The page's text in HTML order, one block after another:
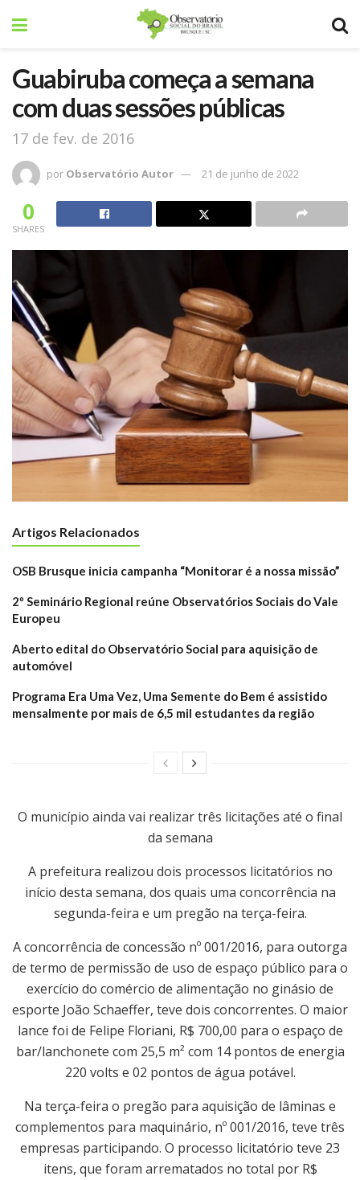
Guabiruba começa a semana
com duas sessões públicas
17 de fev. de 2016
por Observatório Autor 21 de junho de 2022
0
SHARES
Artigos Relacionados
OSB Brusque inicia campanha “Monitorar é a nossa missão”
2º Seminário Regional reúne Observatórios Sociais do Vale
Europeu
Aberto edital do Observatório Social para aquisição de
automóvel
Programa Era Uma Vez, Uma Semente do Bem é assistido
mensalmente por mais de 6,5 mil estudantes da região
O município ainda vai realizar três licitações até o final
da semana
A prefeitura realizou dois processos licitatórios no
início desta semana, dos quais uma concorrência na
segunda-feira e um pregão na terça-feira.
A concorrência de concessão nº 001/2016, para outorga
de termo de permissão de uso de espaço público para o
exercício do comércio de alimentação no ginásio de
esporte João Schaeffer, teve dois concorrentes. O maior
lance foi de Felipe Floriani, R$ 700,00 para o espaço de
bar/lanchonete com 25,5 m² com 14 pontos de energia
220 volts e 02 pontos de água potável.
Na terça-feira o pregão para aquisição de lâminas e
complementos para maquinário, nº 001/2016, teve três
empresas participando. O processo licitatório teve 23
itens, que foram arrematados no total por R$